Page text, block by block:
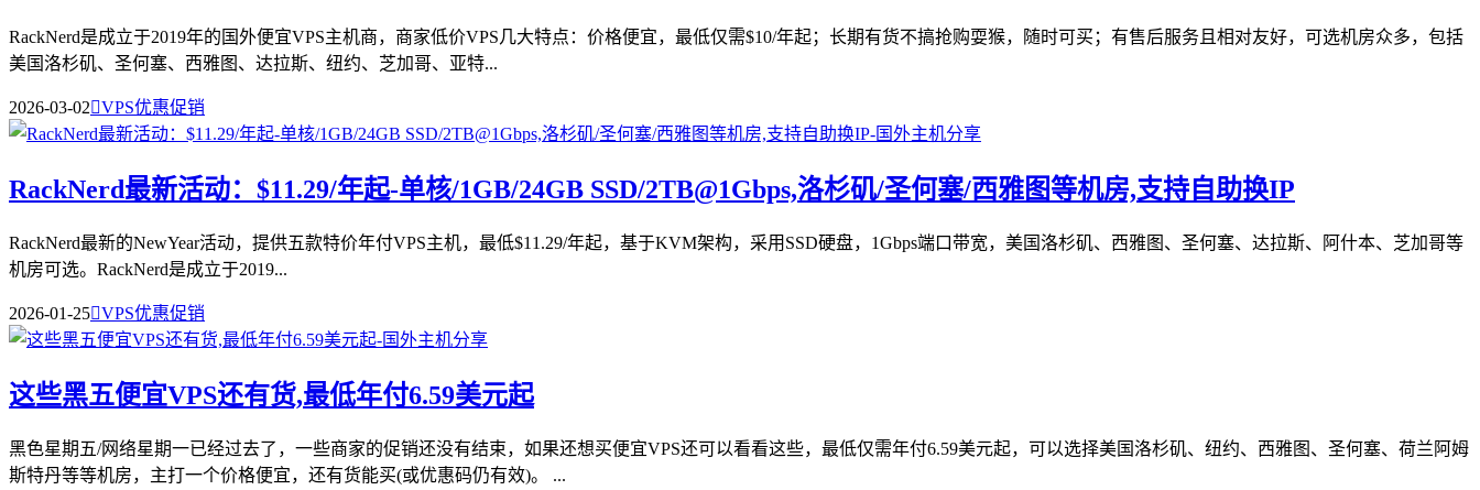
RackNerd是成立于2019年的国外便宜VPS主机商，商家低价VPS几大特点：价格便宜，最低仅需$10/年起；长期有货不搞抢购耍猴，随时可买；有售后服务且相对友好，可选机房众多，包括
美国洛杉矶、圣何塞、西雅图、达拉斯、纽约、芝加哥、亚特...
2026-03-02VPS优惠促销
RackNerd最新活动：$11.29/年起-单核/1GB/24GB SSD/2TB@1Gbps,洛杉矶/圣何塞/西雅图等机房,支持自助换IP
RackNerd最新的NewYear活动，提供五款特价年付VPS主机，最低$11.29/年起，基于KVM架构，采用SSD硬盘，1Gbps端口带宽，美国洛杉矶、西雅图、圣何塞、达拉斯、阿什本、芝加哥等
机房可选。RackNerd是成立于2019...
2026-01-25VPS优惠促销
这些黑五便宜VPS还有货,最低年付6.59美元起
黑色星期五/网络星期一已经过去了，一些商家的促销还没有结束，如果还想买便宜VPS还可以看看这些，最低仅需年付6.59美元起，可以选择美国洛杉矶、纽约、西雅图、圣何塞、荷兰阿姆
斯特丹等等机房，主打一个价格便宜，还有货能买(或优惠码仍有效)。 ...